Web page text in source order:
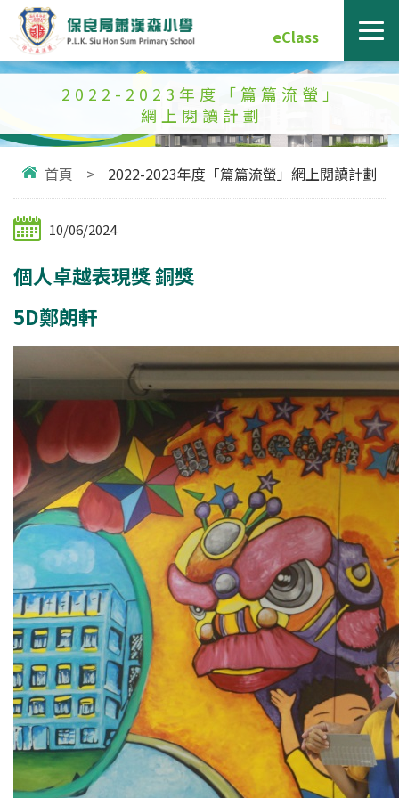
eClass
2022-2023年度「篇篇流螢」
網上閱讀計劃
首頁 > 2022-2023年度「篇篇流螢」網上閱讀計劃
10/06/2024
個人卓越表現獎 銅獎
5D鄭朗軒